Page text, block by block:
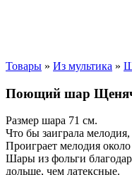
Товары » Из мультика »
Поющий шар
Размер шара 71 см.
Что бы заиграла
Проиграет мелодия около
Шары из фольги
дольше, чем латексные.